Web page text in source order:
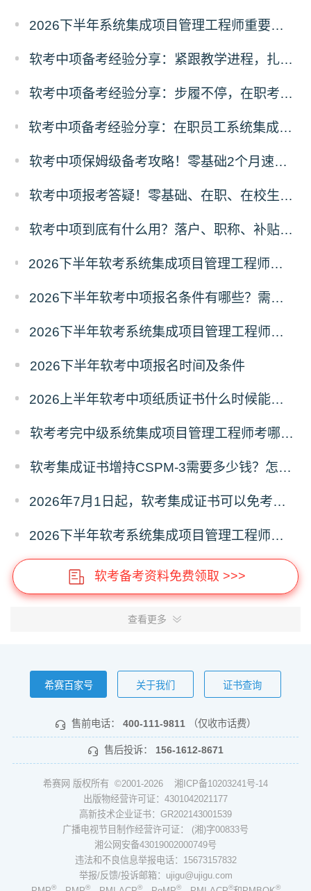
2026下半年系统集成项目管理工程师重要知识点100条
软考中项备考经验分享：紧跟教学进程，扎实基础原理
软考中项备考经验分享：步履不停，在职考生如愿通关系统集成
软考中项备考经验分享：在职员工系统集成项目管理工程师一次性通关全攻略
软考中项保姆级备考攻略！零基础2个月速成，通关拿证
软考中项报考答疑！零基础、在职、在校生常见问题解答
软考中项到底有什么用？落户、职称、补贴、就业全价值拆解
2026下半年软考系统集成项目管理工程师报名条件有哪些？需要准备什么材料？
2026下半年软考中项报名条件有哪些？需要准备什么材料？
2026下半年软考系统集成项目管理工程师报名时间及条件
2026下半年软考中项报名时间及条件
2026上半年软考中项纸质证书什么时候能领取？在哪领取？
软考考完中级系统集成项目管理工程师考哪个高级？
软考集成证书增持CSPM-3需要多少钱？怎么增持？
2026年7月1日起，软考集成证书可以免考增持CSPM-3
2026下半年软考系统集成项目管理工程师报名流程及注意事项
软考备考资料免费领取 >>>
查看更多
希赛百家号 关于我们 证书查询
售前电话： 400-111-9811 （仅收市话费）
售后投诉： 156-1612-8671
希赛网 版权所有 ©2001-2026 湘ICP备10203241号-14
出版物经营许可证：4301042021177
高新技术企业证书：GR202143001539
广播电视节目制作经营许可证： (湘)字00833号
湘公网安备43019002000749号
违法和不良信息举报电话：15673157832
举报/反馈/投诉邮箱：ujigu@ujigu.com
® ® ® ® ® ®